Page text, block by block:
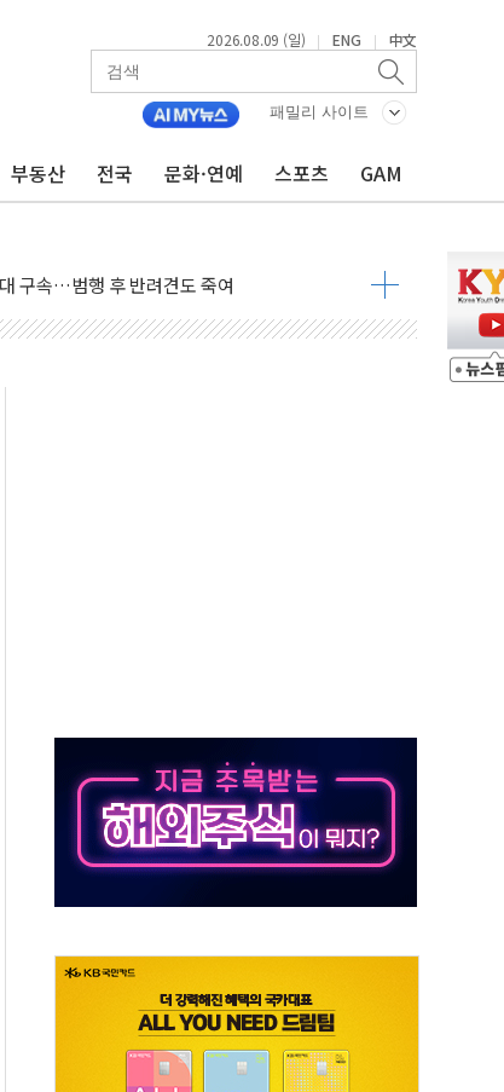
2026.08.09 (일) | ENG | 中文
패밀리 사이트
부동산 전국 문화·연예 스포츠 GAM
…작업자 1명 숨져
융합실증센터' 들어선다
차 선두 유지...金 46.01% vs 鄭 44.53%
청래에 승리…金 48.54% vs 鄭 44.40%
결과...김민석 48.54% 정청래 44.40%
청래 47.82% 김민석 46.35% 송영길 5.83%
민석 50.30% 정청래 41.94% 송영길 7.76%
되나…재상고 앞두고 막판 셈법
자' 전달
"청년 우롱 기괴" vs 與 "송구한 해프닝"